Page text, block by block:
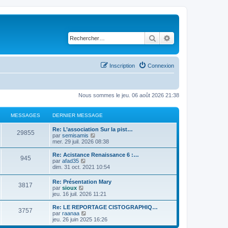
Rechercher
Connexion
Inscription
Nous sommes le jeu. 06 août 2026 21:38
MESSAGES DERNIER MESSAGE
29855M
g
s
D
e
r
n
i
e
r
e
s
s
a
g
e
Re: L’association Sur la pist…
par semisamis
o
n
s
l
e
r
e
d
e
n
i
mer. 29 juil. 2026 08:38
945M
s
a
g
D
e
r
i
e
r
m
e
s
s
a
Re: Acistance Renaissance 6 :…
par afad35
o
s
u
l
t
e
r
e
dim. 31 oct. 2021 10:54
3817
s
D
e
r
n
i
e
r
m
Re: Présentation Mary
par sioux
o
n
s
u
l
jeu. 16 juil. 2026 11:21
3757
D
e
r
n
Re: LE REPORTAGE CISTOGRAPHIQ…
par raanaa
o
n
jeu. 26 juin 2025 16:26